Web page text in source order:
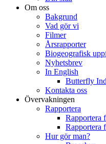
Om oss
Bakgrund
Vad gör vi
Filmer
Årsrapporter
Biogeografisk
Nyhetsbrev
In English
Butterfly
Kontakta oss
Övervakningen
Rapportera
Rapportera
Rapportera
Hur gör man?